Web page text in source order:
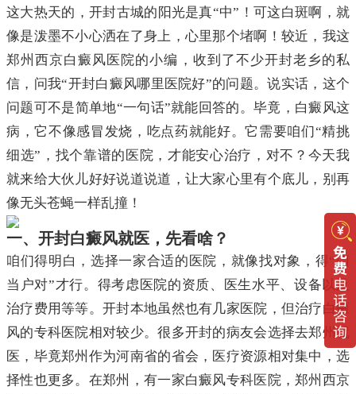
这大热天的，开封古城的阳光是真“中”！可这白斑啊，就
像是泼墨不小心洒在了身上，心里那个堵啊！较近，我这
郑州西京白癜风医院的小编，收到了不少开封老乡的私
信，问我“开封白癜风哪里医院好”的问题。说实话，这个
问题可不是简单地“一句话”就能回答的。毕竟，白癜风这
病，它不像感冒发烧，吃点药就能好。它需要咱们“精挑
细选”，找个靠谱的医院，才能安心治疗，对不？今天我
就来给大伙儿好好说道说道，让大家心里有个底儿，别再
像无头苍蝇一样乱撞！
一、开封白癜风就医，先看啥？
咱们得明白，选择一家合适的医院，就像找对象，得“门
当户对”才行。得考虑医院的资质、医生水平、设备以及
治疗费用等等。开封本地虽然也有几家医院，但治疗白癜
风的专科医院相对较少。很多开封的病友会选择去郑州就
医，毕竟郑州作为河南省的省会，医疗资源相对集中，选
择性也更多。在郑州，有一家白癜风专科医院，郑州西京